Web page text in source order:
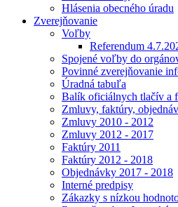
Hlásenia obecného úradu
Zverejňovanie
Voľby
Referendum
Spojené voľby do
Povinné zverejňovanie
Úradná tabuľa
Balík oficiálnych tlačív a
Zmluvy, faktúry,
Zmluvy 2010 - 2012
Zmluvy 2012 - 2017
Faktúry 2011
Faktúry 2012 - 2018
Objednávky 2017 - 2018
Interné predpisy
Zákazky s nízkou